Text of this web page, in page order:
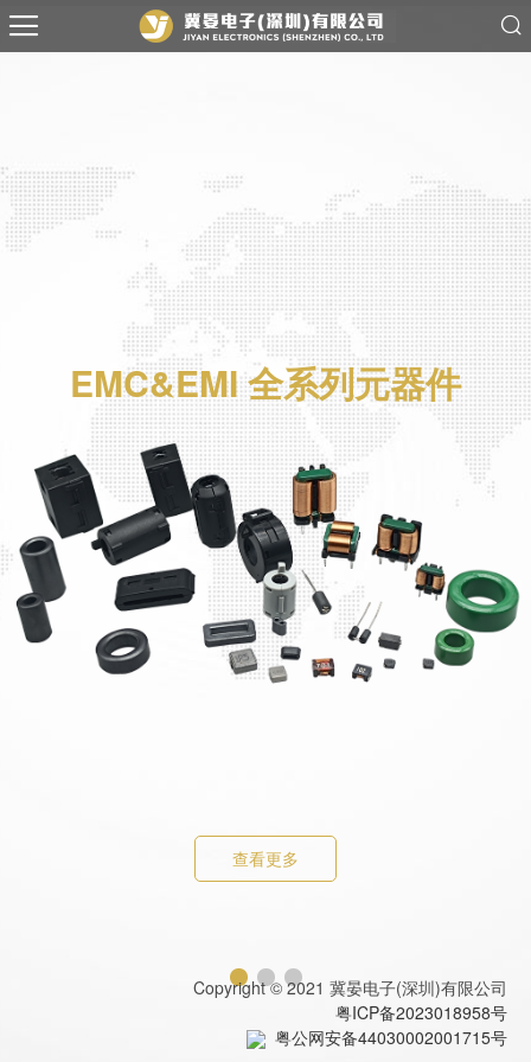
EMC&EMI 全系列元器件
查看更多
Copyright © 2021 冀晏电子(深圳)有限公司
粤ICP备2023018958号
粤公网安备44030002001715号